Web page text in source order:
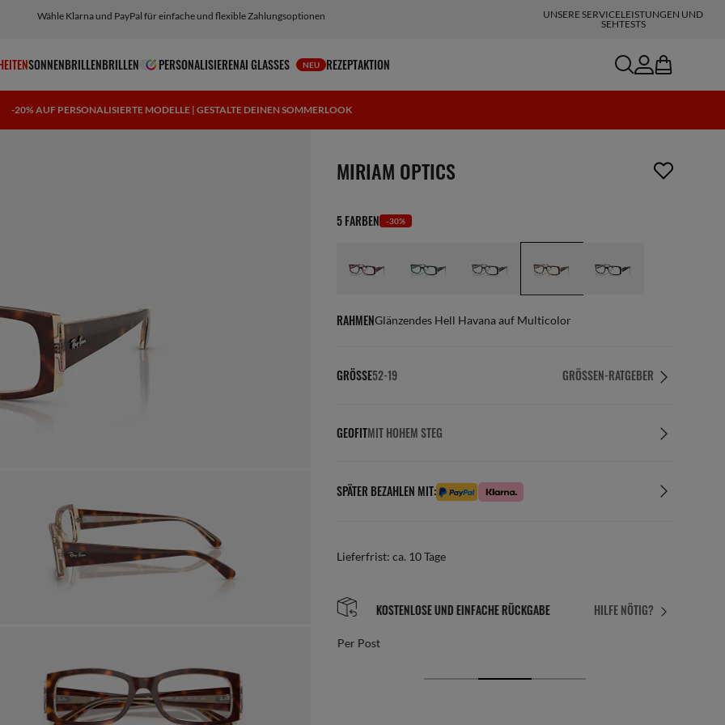
Wähle Klarna und PayPal für einfache und flexible Zahlungsoptionen
UNSERE SERVICELEISTUNGEN UND
SEHTESTS
SONNENBRILLENBRILLEN PERSONALISIERENAI GLASSES NEU REZEPTAKTION searchaccount
bag
-20% AUF PERSONALISIERTE MODELLE | GESTALTE DEINEN SOMMERLOOK
1 Artikel wurde von deiner Wunschliste entfernt
MIRIAM OPTICS
5 FARBEN -30%
RAHMENGlänzendes Hell Havana auf Multicolor
GRÖSSE52-19 GRÖSSEN-RATGEBER
GEOFITMIT HOHEM STEG
SPÄTER BEZAHLEN MIT:
Lieferfrist: ca. 10 Tage
HILFE NÖTIG?
KOSTENLOSE UND EINFACHE RÜCKGABE
Per Post